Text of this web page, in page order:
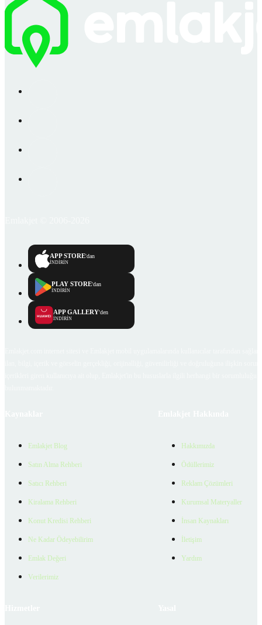
APP STORE'dan
İNDİRİN
PLAY STORE'dan
İNDİRİN
APP GALLERY'den
İNDİRİN
Emlakjet Blog
Satın Alma Rehberi
Satıcı Rehberi
Kiralama Rehberi
Konut Kredisi Rehberi
Ne Kadar Ödeyebilirim
Emlak Değeri
Verilerimiz
Hakkımızda
Ödüllerimiz
Reklam Çözümleri
Kurumsal Materyaller
İnsan Kaynakları
İletişim
Yardım